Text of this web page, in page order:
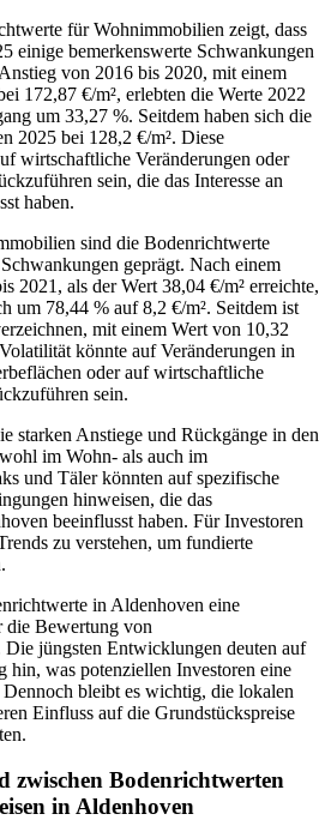
für Wohnimmobilien zeigt, dass
einige bemerkenswerte Schwankungen
von 2016 bis 2020, mit einem
172,87 €/m², erlebten die Werte 2022
um 33,27 %. Seitdem haben sich die
2025 bei 128,2 €/m². Diese
wirtschaftliche Veränderungen oder
sein, die das Interesse an
haben.
sind die Bodenrichtwerte
geprägt. Nach einem
2021, als der Wert 38,04 €/m² erreichte,
um 78,44 % auf 8,2 €/m². Seitdem ist
mit einem Wert von 10,32
könnte auf Veränderungen in
oder auf wirtschaftliche
sein.
starken Anstiege und Rückgänge in den
im Wohn- als auch im
und Täler könnten auf spezifische
hinweisen, die das
beeinflusst haben. Für Investoren
zu verstehen, um fundierte
in Aldenhoven eine
die Bewertung von
jüngsten Entwicklungen deuten auf
hin, was potenziellen Investoren eine
Dennoch bleibt es wichtig, die lokalen
Einfluss auf die Grundstückspreise
zwischen Bodenrichtwerten
in Aldenhoven